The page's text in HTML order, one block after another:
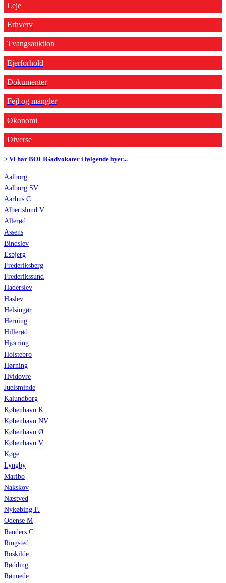
Leje
Erhverv
Tvangsauktion
Ejerforhold
Dokumenter
Fejl og mangler
Økonomi
Diverse
> Vi har BOLIGadvokater i følgende byer...
Aalborg
Aalborg SV
Aarhus C
Albertslund V
Allerød
Assens
Bindslev
Esbjerg
Frederiksberg
Frederikssund
Haderslev
Haslev
Helsingør
Herning
Hillerød
Hjørring
Holstebro
Hørning
Hvidovre
Juelsminde
Kalundborg
København K
København NV
København Ø
København V
Køge
Lyngby
Maribo
Nakskov
Næstved
Nykøbing F.
Odense M
Randers C
Ringsted
Roskilde
Rødding
Rønnede